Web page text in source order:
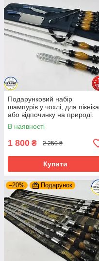
Подарунковий набір
шампурів у чохлі, для пікніка
або відпочинку на природі.
(12 предметів)
В наявності
1 800 ₴ 2 250 ₴
Купити
–20% Подарунок